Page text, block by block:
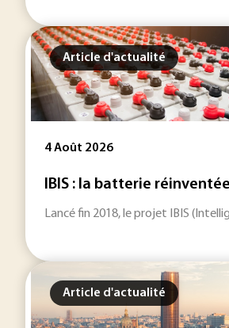
Article d'actualité
4 Août 2026
IBIS : la batterie
Lancé fin 2018, le projet IBIS
Article d'actualité